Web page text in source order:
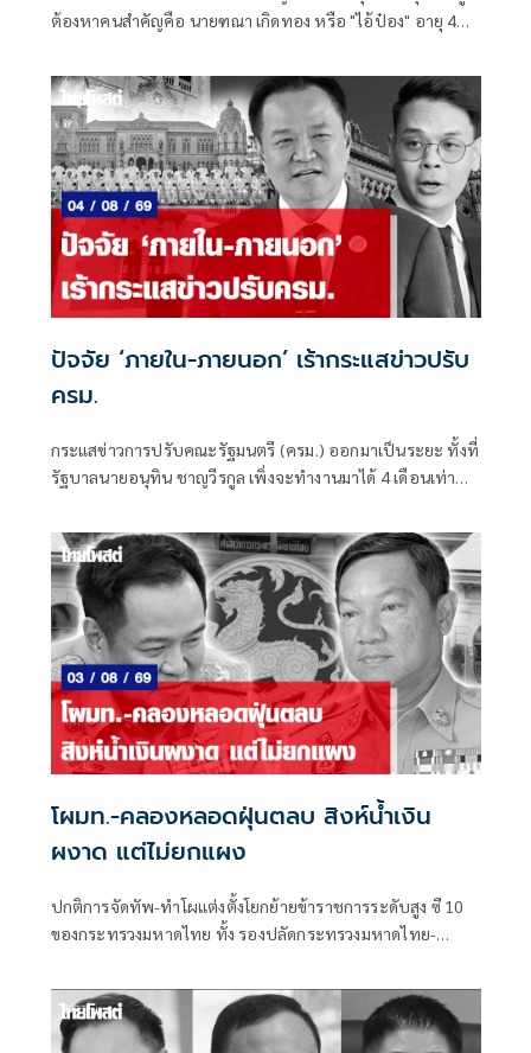
ต้องหาคนสำคัญคือ นายฑณา เกิดทอง หรือ "ไอ้ป๋อง" อายุ 43
ปัจจัย ‘ภายใน-ภายนอก’ เร้ากระแสข่าวปรับ
ครม.
กระแสข่าวการปรับคณะรัฐมนตรี (ครม.) ออกมาเป็นระยะ ทั้งที่
รัฐบาลนายอนุทิน ชาญวีรกูล เพิ่งจะทำงานมาได้ 4 เดือนเท่านั้น
อย่างเร็วที่สุดจะปรับกันทุก 6 เดือน หรือครึ่งปี
โผมท.-คลองหลอดฝุ่นตลบ สิงห์น้ำเงิน
ผงาด แต่ไม่ยกแผง
ปกติการจัดทัพ-ทำโผแต่งตั้งโยกย้ายข้าราชการระดับสูง ซี 10
ของกระทรวงมหาดไทย ทั้ง รองปลัดกระทรวงมหาดไทย-
ก็ได้รับความสนใจจากแวดวงการเมืองพอสมควร ไม่แพ้โผ
ทหาร-โผตำรวจ ยิ่งในช่วงการเมืองพีกๆ เช่น จะมีการเลือกตั้ง
ใหญ่ หรือการเมืองแรงๆ มีโอกาสที่จะมีการเปลี่ยนแปลงขั้ว